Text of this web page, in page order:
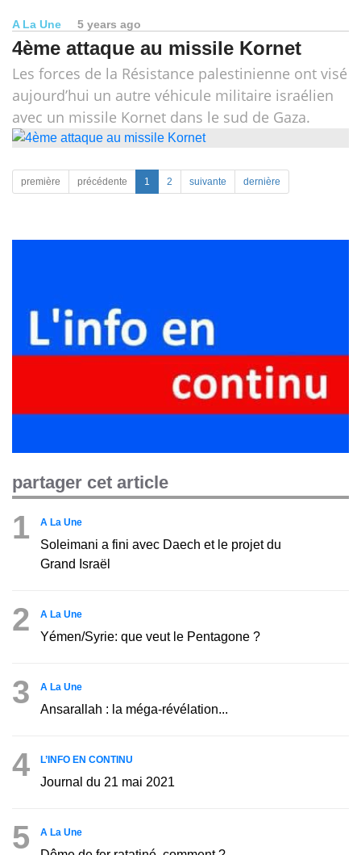
A La Une 5 years ago
4ème attaque au missile Kornet
Les forces de la Résistance palestinienne ont visé
aujourd’hui un autre véhicule militaire israélien
avec un missile Kornet dans le sud de Gaza.
première précédente 1 2 suivante dernière
partager cet article
1 A La Une
Soleimani a fini avec Daech et le projet du
Grand Israël
2 A La Une
Yémen/Syrie: que veut le Pentagone ?
3 A La Une
Ansarallah : la méga-révélation...
4 L’INFO EN CONTINU
Journal du 21 mai 2021
5 A La Une